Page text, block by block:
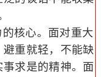
核心。面对重大
重就轻，不能缺
求是的精神。面